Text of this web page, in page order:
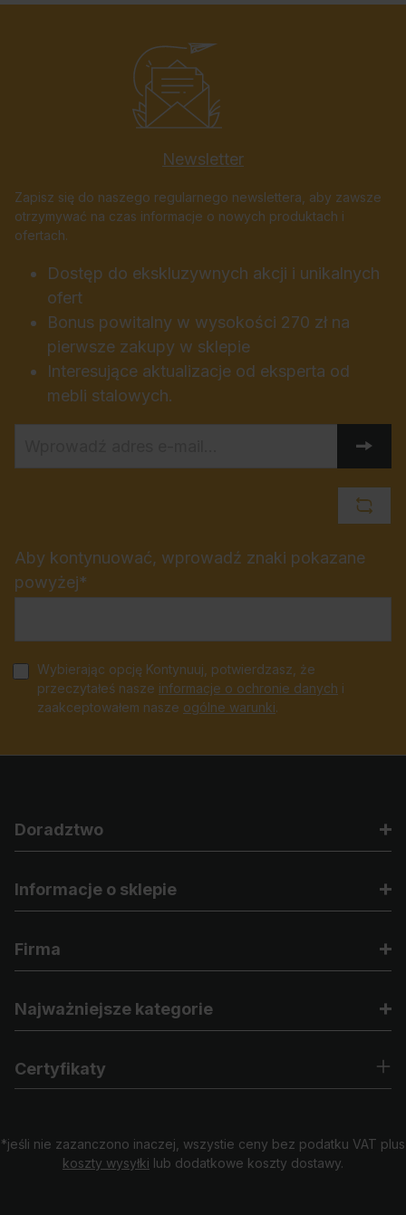
Newsletter
Zapisz się do naszego regularnego newslettera, aby zawsze
otrzymywać na czas informacje o nowych produktach i
ofertach.
Dostęp do ekskluzywnych akcji i unikalnych
ofert
Bonus powitalny w wysokości 270 zł na
pierwsze zakupy w sklepie
Interesujące aktualizacje od eksperta od
mebli stalowych.
Aby kontynuować, wprowadź znaki pokazane
powyżej*
Wybierając opcję Kontynuuj, potwierdzasz, że
przeczytałeś nasze informacje o ochronie danych i
zaakceptowałem nasze ogólne warunki.
Doradztwo
Informacje o sklepie
Firma
Najważniejsze kategorie
Certyfikaty
*jeśli nie zazanczono inaczej, wszystie ceny bez podatku VAT plus
koszty wysyłki lub dodatkowe koszty dostawy.